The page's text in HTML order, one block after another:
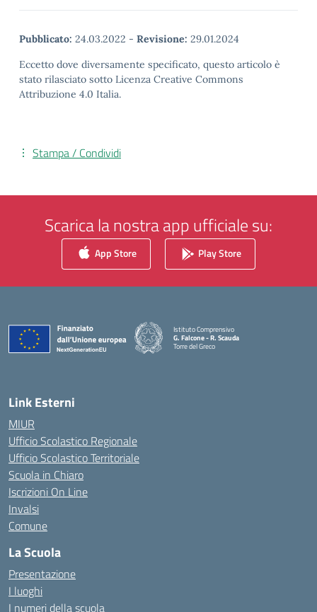
Pubblicato: 24.03.2022 - Revisione: 29.01.2024
Eccetto dove diversamente specificato, questo articolo è
stato rilasciato sotto Licenza Creative Commons
Attribuzione 4.0 Italia.
Stampa / Condividi
Scarica la nostra app ufficiale su:
App Store Play Store
Istituto Comprensivo
G. Falcone - R. Scauda
Torre del Greco
Link Esterni
MIUR
Ufficio Scolastico Regionale
Ufficio Scolastico Territoriale
Scuola in Chiaro
Iscrizioni On Line
Invalsi
Comune
La Scuola
Presentazione
I luoghi
I numeri della scuola